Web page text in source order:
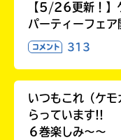
【5/26更新！】
パーティーフェア
コメント 313
いつもこれ（ケ
らっています!!
６巻楽しみ～～